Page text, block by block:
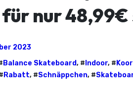
für nur
2023
Balance Skateboard, # Indoor, #
Rabatt, #Schnäppchen, #